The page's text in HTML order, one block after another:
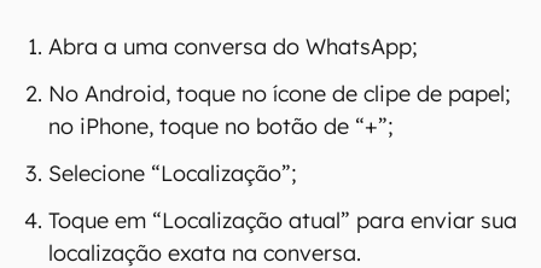
Abra a uma conversa do WhatsApp;
No Android, toque no ícone de clipe de papel;
no iPhone, toque no botão de “+”;
Selecione “Localização”;
Toque em “Localização atual” para enviar sua
localização exata na conversa.